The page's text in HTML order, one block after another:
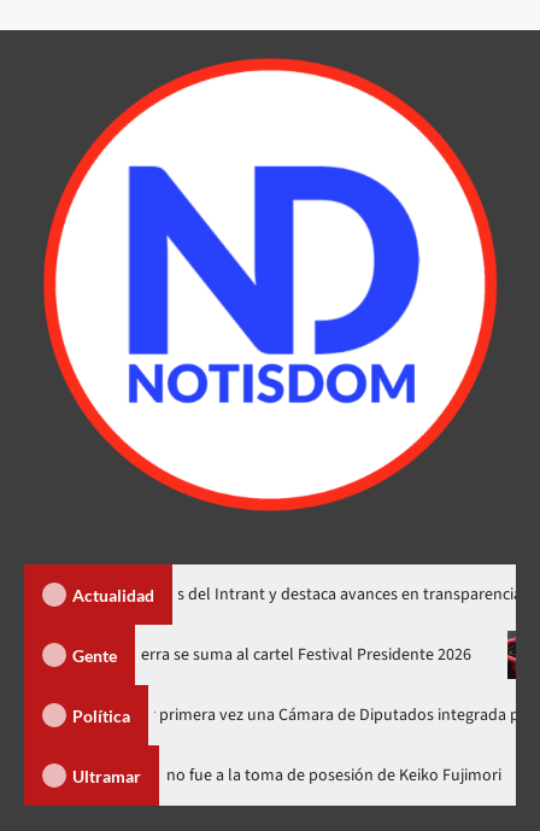
Actualidad
memorias del Intrant y destaca avances en transparencia, seguridad
Gente Juan Luis Guerra se suma al cartel Festival Presidente
Política
por primera vez una Cámara de Diputados integrada por 170
Ultramar Luis Abinader no fue a la toma de posesión de Keiko